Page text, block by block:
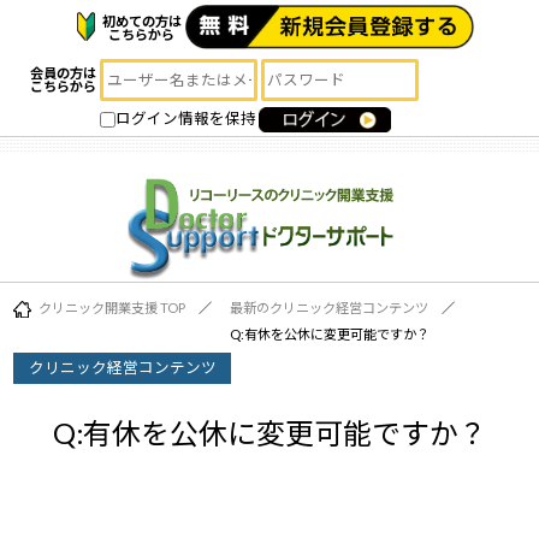
初めての方は
こちらから
会員の方は
こちらから
ログイン情報を保持
クリニック開業支援 TOP
最新のクリニック経営コンテンツ
Q:有休を公休に変更可能ですか？
クリニック経営コンテンツ
Q:有休を公休に変更可能ですか？